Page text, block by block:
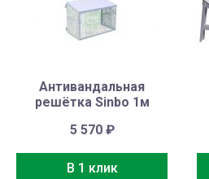
Антивандальная
решётка Sinbo 1м
5 570 ₽
В 1 клик